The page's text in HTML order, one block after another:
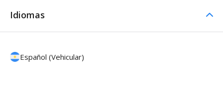
Idiomas
Español (Vehicular)